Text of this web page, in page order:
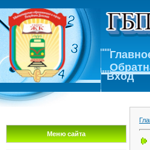
Вход
Меню сайта